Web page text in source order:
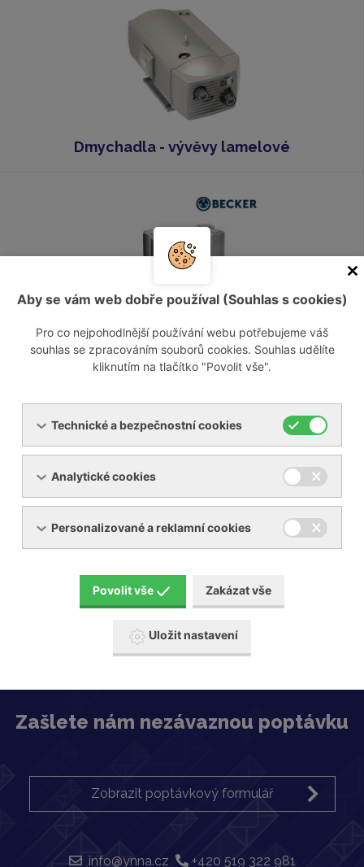
Dmychadla - vývěvy lamelové
Dmychadla - vývěvy s bočním kanálem
Originální náhradní díly a příslušenství
Becker
Zašlete nám nezávaznou poptávku
Zobrazit poptávkový formulář
info@ynna.cz +420 519 322 981
Aby se vám web dobře používal (Souhlas s cookies)
Pro co nejpohodlnější používání webu potřebujeme váš
souhlas se zpracováním souborů cookies. Souhlas udělíte
kliknutím na tlačítko "Povolit vše".
Technické a bezpečnostní cookies
Analytické cookies
Personalizované a reklamní cookies
Povolit vše Zakázat vše
Uložit nastavení